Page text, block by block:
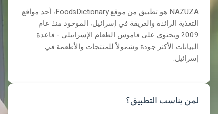
NAZUZA هو تطبيق من موقع FoodsDictionary، أحد مواقع
التغذية الرائدة والعريقة في إسرائيل، الموجود منذ عام
2009 ويحتوي على قاموس الطعام الإسرائيلي - قاعدة
البيانات الأكثر جودة وشمولاً للمنتجات والأطعمة في
إسرائيل.
لمن يناسب التطبيق؟